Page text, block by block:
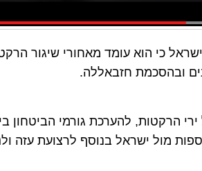
כי הוא עומד מאחורי שיגור
ובהסכמת חזבאללה.
הרקטות, להערכת גורמי הביטחון
מול ישראל בנוסף לרצועת עזה